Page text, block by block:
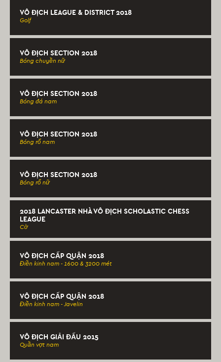
VÔ ĐỊCH LEAGUE & DISTRICT 2018
Golf
VÔ ĐỊCH SECTION 2018
Bóng chuyền nữ
VÔ ĐỊCH SECTION 2018
Bóng đá nam
VÔ ĐỊCH SECTION 2018
Bóng rổ nam
VÔ ĐỊCH SECTION 2018
Bóng rổ nữ
2018 LANCASTER NHÀ VÔ ĐỊCH SCHOLASTIC CHESS
LEAGUE
Cờ
VÔ ĐỊCH CẤP QUẬN 2018
Điền kinh nam - 1600 & 3200 mét
VÔ ĐỊCH CẤP QUẬN 2018
Điền kinh nam - Javelin
VÔ ĐỊCH GIẢI ĐẤU 2015
Quần vợt nam